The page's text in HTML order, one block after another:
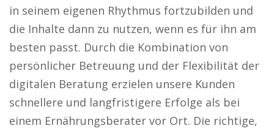
in seinem eigenen Rhythmus fortzubilden und
die Inhalte dann zu nutzen, wenn es für ihn am
besten passt. Durch die Kombination von
persönlicher Betreuung und der Flexibilität der
digitalen Beratung erzielen unsere Kunden
schnellere und langfristigere Erfolge als bei
einem Ernährungsberater vor Ort. Die richtige,